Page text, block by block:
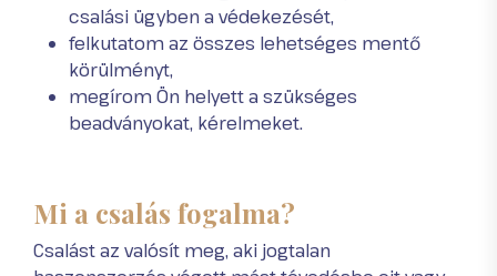
csalási ügyben a védekezését,
felkutatom az összes lehetséges mentő
körülményt,
megírom Ön helyett a szükséges
beadványokat, kérelmeket.
Mi a csalás fogalma?
Csalást az valósít meg, aki jogtalan